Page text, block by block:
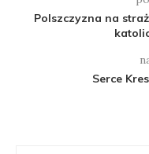
Polszczyzna na
Serce